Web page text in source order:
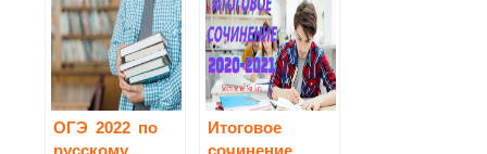
ОГЭ 2022 по
русскому
Итоговое
сочинение